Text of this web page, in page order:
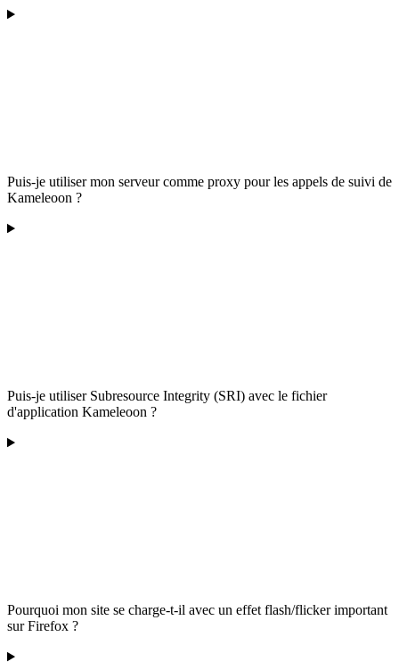
Puis-je utiliser mon serveur comme proxy pour les appels de suivi de
Kameleoon ?
Puis-je utiliser Subresource Integrity (SRI) avec le fichier
d'application Kameleoon ?
Pourquoi mon site se charge-t-il avec un effet flash/flicker important
sur Firefox ?